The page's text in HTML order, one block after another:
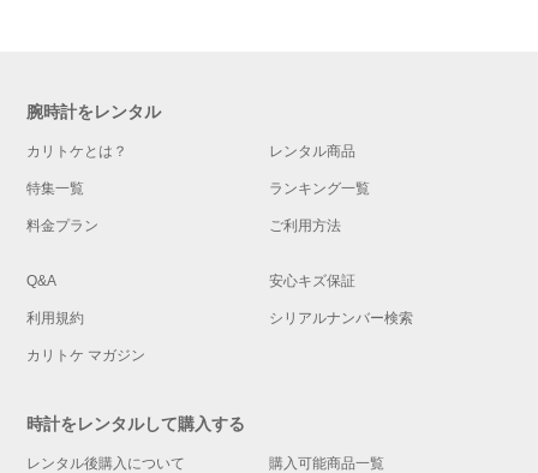
腕時計をレンタル
カリトケとは？ レンタル商品
特集一覧 ランキング一覧
料金プラン ご利用方法
Q&A 安心キズ保証
利用規約 シリアルナンバー検索
カリトケ マガジン
時計をレンタルして購入する
レンタル後購入について 購入可能商品一覧